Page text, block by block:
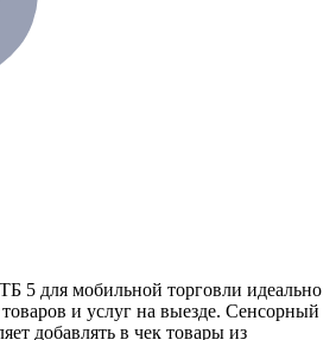
5 для мобильной торговли идеально
и услуг на выезде. Сенсорный
добавлять в чек товары из